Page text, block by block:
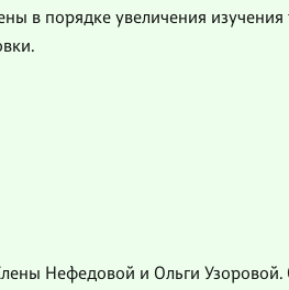
в порядке увеличения
Нефедовой и Ольги